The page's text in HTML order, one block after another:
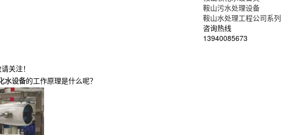
鞍山污水处理设备
鞍山水处理工程公司系列
咨询热线
13940085673
关注！
水设备的工作原理是什么呢？